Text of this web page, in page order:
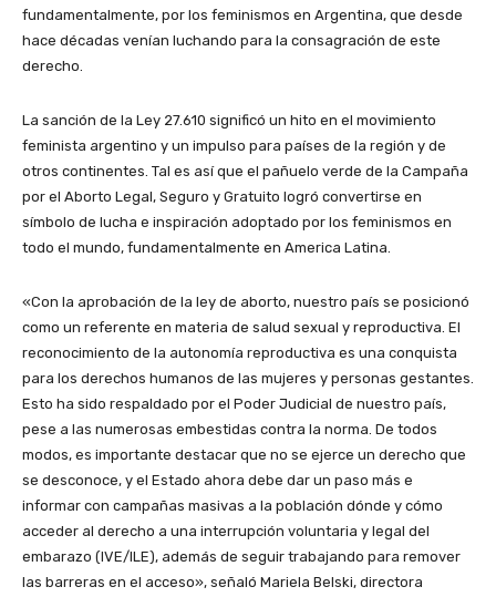
fundamentalmente, por los feminismos en Argentina, que desde
hace décadas venían luchando para la consagración de este
derecho.
La sanción de la Ley 27.610 significó un hito en el movimiento
feminista argentino y un impulso para países de la región y de
otros continentes. Tal es así que el pañuelo verde de la Campaña
por el Aborto Legal, Seguro y Gratuito logró convertirse en
símbolo de lucha e inspiración adoptado por los feminismos en
todo el mundo, fundamentalmente en America Latina.
«Con la aprobación de la ley de aborto, nuestro país se posicionó
como un referente en materia de salud sexual y reproductiva. El
reconocimiento de la autonomía reproductiva es una conquista
para los derechos humanos de las mujeres y personas gestantes.
Esto ha sido respaldado por el Poder Judicial de nuestro país,
pese a las numerosas embestidas contra la norma. De todos
modos, es importante destacar que no se ejerce un derecho que
se desconoce, y el Estado ahora debe dar un paso más e
informar con campañas masivas a la población dónde y cómo
acceder al derecho a una interrupción voluntaria y legal del
embarazo (IVE/ILE), además de seguir trabajando para remover
las barreras en el acceso», señaló Mariela Belski, directora